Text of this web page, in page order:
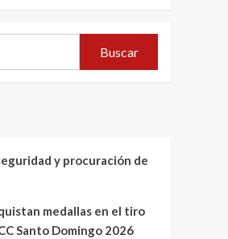
y procuración de
medallas en el tiro
Santo Domingo 2026